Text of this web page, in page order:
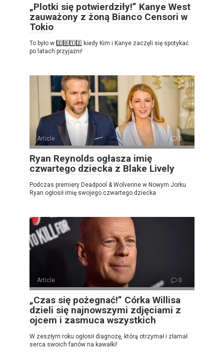
„Plotki się potwierdziły!” Kanye West
zauważony z żoną Bianco Censori w
Tokio
To było w 2️⃣0️⃣1️⃣2️⃣ kiedy Kim i Kanye zaczęli się spotykać
po latach przyjaźni!
Article 0
Ryan Reynolds ogłasza imię
czwartego dziecka z Blake Lively
Podczas premiery Deadpool & Wolverine w Nowym Jorku
Ryan ogłosił imię swojego czwartego dziecka
Article 0
„Czas się pożegnać!” Córka Willisa
dzieli się najnowszymi zdjęciami z
ojcem i zasmuca wszystkich
W zeszłym roku ogłosił diagnozę, którą otrzymał i złamał
serca swoich fanów na kawałki!